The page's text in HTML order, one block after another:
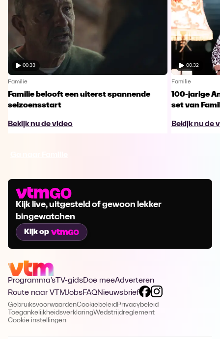
00:33
Familie
Familie belooft een uiterst spannende
seizoensstart
Bekijk nu de video
00:32
Familie
100-jarige
set van
Bekijk nu de
Kijk live, uitgesteld of gewoon lekker
bingewatchen
Kijk op
Programma's TV-gidsDoe meeAdverteren
Route naar VTMJobsFAQNieuwsbrief
GebruiksvoorwaardenCookiebeleid Privacybeleid
ToegankelijkheidsverklaringWedstrijdreglement
Cookie instellingen